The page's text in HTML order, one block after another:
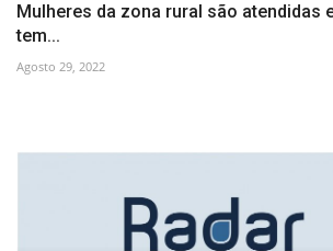
Mulheres da zona rural são atendidas
tem...
Agosto 29, 2022